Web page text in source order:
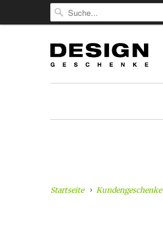
Startseite Kundengeschenke